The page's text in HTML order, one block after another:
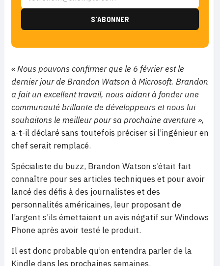
« Nous pouvons confirmer que le 6 février est le
dernier jour de Brandon Watson à Microsoft. Brandon
a fait un excellent travail, nous aidant à fonder une
communauté brillante de développeurs et nous lui
souhaitons le meilleur pour sa prochaine aventure »,
a-t-il déclaré sans toutefois préciser si l’ingénieur en
chef serait remplacé.
Spécialiste du buzz, Brandon Watson s’était fait
connaître pour ses articles techniques et pour avoir
lancé des défis à des journalistes et des
personnalités américaines, leur proposant de
l’argent s’ils émettaient un avis négatif sur Windows
Phone après avoir testé le produit.
Il est donc probable qu’on entendra parler de la
Kindle dans les prochaines semaines.